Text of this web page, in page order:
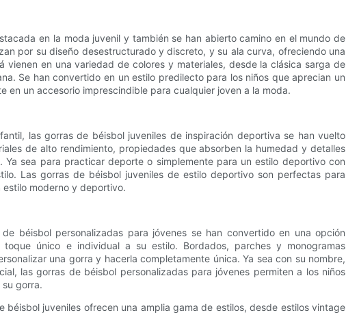
en la moda juvenil y también se han abierto camino en el mundo de
por su diseño desestructurado y discreto, y su ala curva, ofreciendo una
vienen en una variedad de colores y materiales, desde la clásica sarga de
Se han convertido en un estilo predilecto para los niños que aprecian un
en un accesorio imprescindible para cualquier joven a la moda.
las gorras de béisbol juveniles de inspiración deportiva se han vuelto
de alto rendimiento, propiedades que absorben la humedad y detalles
sea para practicar deporte o simplemente para un estilo deportivo con
Las gorras de béisbol juveniles de estilo deportivo son perfectas para
moderno y deportivo.
béisbol personalizadas para jóvenes se han convertido en una opción
único e individual a su estilo. Bordados, parches y monogramas
una gorra y hacerla completamente única. Ya sea con su nombre,
las gorras de béisbol personalizadas para jóvenes permiten a los niños
gorra.
béisbol juveniles ofrecen una amplia gama de estilos, desde estilos vintage